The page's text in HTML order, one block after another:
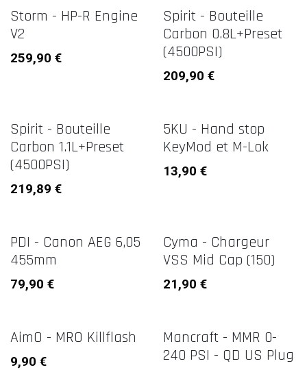
Storm - HP-R Engine
V2
259,90 €
Spirit - Bouteille
Carbon 0.8L+Preset
(4500PSI)
209,90 €
Spirit - Bouteille
Carbon 1.1L+Preset
(4500PSI)
219,89 €
5KU - Hand stop
KeyMod et M-Lok
13,90 €
PDI - Canon AEG 6,05
455mm
79,90 €
Cyma - Chargeur
VSS Mid Cap (150)
21,90 €
AimO - MRO Killflash
9,90 €
Mancraft - MMR 0-
240 PSI - QD US Plug